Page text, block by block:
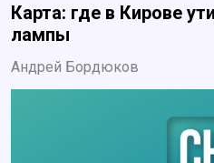
Карта: где в Кирове
лампы
Андрей Бордюков